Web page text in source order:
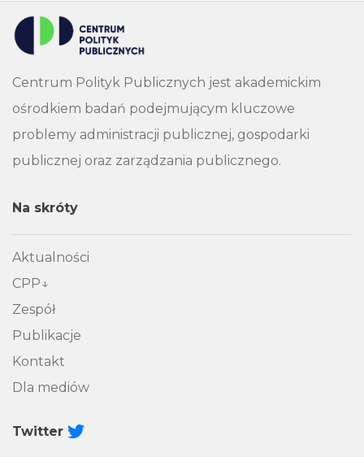
Centrum Polityk Publicznych jest akademickim
ośrodkiem badań podejmującym kluczowe
problemy administracji publicznej, gospodarki
publicznej oraz zarządzania publicznego.
Na skróty
Aktualności
CPP
Zespół
Publikacje
Kontakt
Dla mediów
Twitter